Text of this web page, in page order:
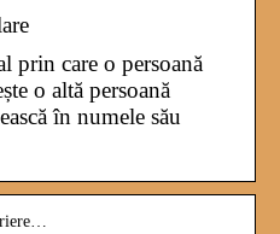
prin care o persoană
o altă persoană
în numele său